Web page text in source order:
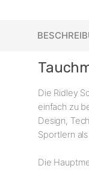
Die Ridley
einfach zu
Design,
Sportlern
Die